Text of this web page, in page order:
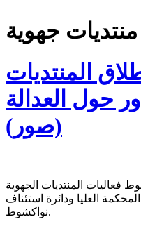
منتديات جهوية
المنتديات
حول العدالة
(صور)
فعاليات المنتديات الجهوية
العليا ودائرة استئناف
نواكشوط.